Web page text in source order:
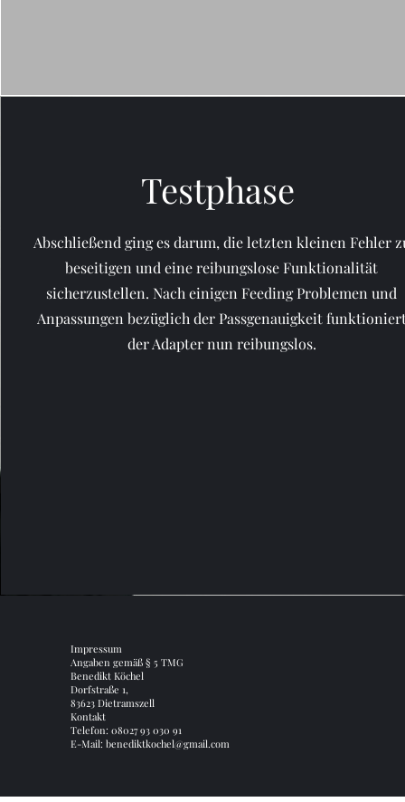
Testphase
Abschließend ging es darum, die letzten kleinen Fehler
beseitigen und eine reibungslose Funktionalität
sicherzustellen. Nach einigen Feeding Problemen und
Anpassungen bezüglich der Passgenauigkeit
der Adapter nun reibungslos.
Impressum
Angaben gemäß § 5 TMG
Benedikt Köchel
Dorfstraße 1,
83623 Dietramszell
Kontakt
Telefon: 08027 93 030 91
E-Mail: benediktkochel@gmail.com